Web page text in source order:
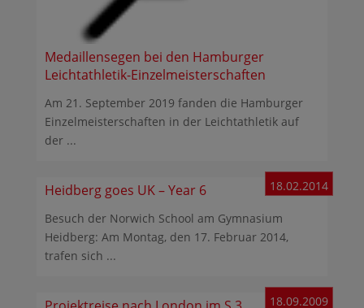
Medaillensegen bei den Hamburger
Leichtathletik-Einzelmeisterschaften
Am 21. September 2019 fanden die Hamburger
Einzelmeisterschaften in der Leichtathletik auf
der ...
Heidberg goes UK – Year 6 18.02.2014
Besuch der Norwich School am Gymnasium
Heidberg: Am Montag, den 17. Februar 2014,
trafen sich ...
18.09.2009